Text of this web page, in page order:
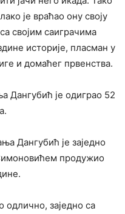
је враћао ону своју
својим саиграчима
историје, пласман у
и домаћег првенства.
Дангубић је одиграо 52
Дангубић је заједно
продужио
одлично, заједно са